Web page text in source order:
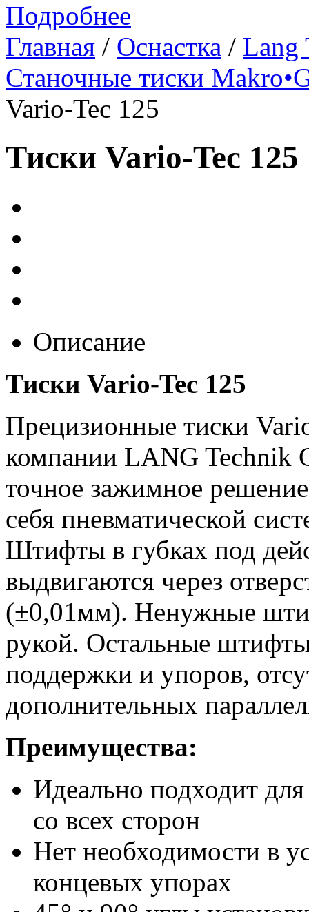
Подробнее
Главная / Оснастка / Lang
Станочные тиски
Vario-Tec 125
Тиски Vario-Tec 125
Описание
Тиски Vario-Tec 125
Прецизионные тиски
компании LANG Technik
точное зажимное
себя пневматической
Штифты в губках под
выдвигаются через
(±0,01мм). Ненужные
рукой. Остальные
поддержки и упоров,
дополнительных
Преимущества:
Идеально подходит
со всех сторон
Нет необходимости в
концевых упорах